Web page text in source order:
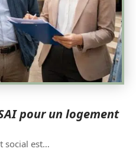
pour un logement
social est…